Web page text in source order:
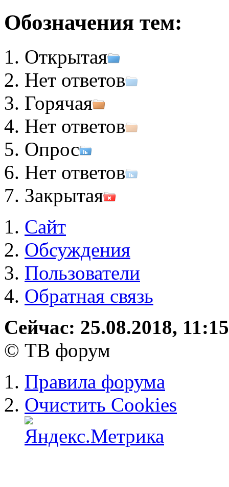
Обозначения тем:
Открытая
Нет ответов
Горячая
Нет ответов
Опрос
Нет ответов
Закрытая
Сайт
Обсуждения
Пользователи
Обратная связь
Сейчас: 25.08.2018, 11:15
© ТВ форум
Правила форума
Очистить Cookies